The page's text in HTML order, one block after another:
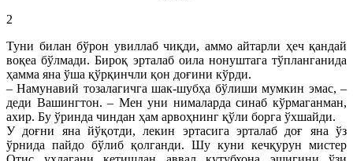
2
Туни билан бўрон увиллаб чиқди, аммо айтарли ҳеч қандай
воқеа бўлмади. Бироқ эрталаб оила нонуштага тўпланганида
ҳамма яна ўша қўрқинчли қон доғини кўрди.
– Намунавий тозалагичга шак-шубҳа бўлиши мумкин эмас, –
деди Вашингтон. – Мен уни нималарда синаб кўрмаганман,
ахир. Бу ўринда чиндан ҳам арвоҳнинг қўли борга ўхшайди.
У доғни яна йўқотди, лекин эртасига эрталаб доғ яна ўз
ўрнида пайдо бўлиб қолганди. Шу куни кечқурун мистер